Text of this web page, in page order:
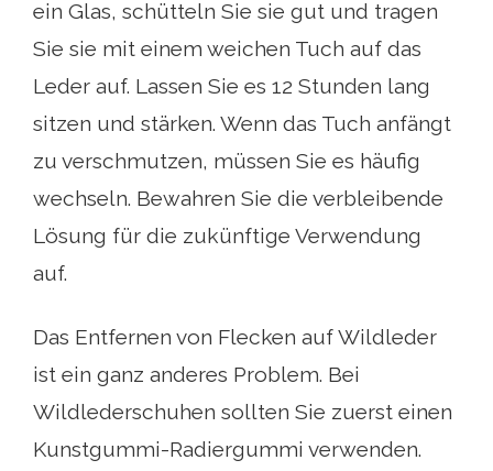
ein Glas, schütteln Sie sie gut und tragen
Sie sie mit einem weichen Tuch auf das
Leder auf. Lassen Sie es 12 Stunden lang
sitzen und stärken. Wenn das Tuch anfängt
zu verschmutzen, müssen Sie es häufig
wechseln. Bewahren Sie die verbleibende
Lösung für die zukünftige Verwendung
auf.
Das Entfernen von Flecken auf Wildleder
ist ein ganz anderes Problem. Bei
Wildlederschuhen sollten Sie zuerst einen
Kunstgummi-Radiergummi verwenden.